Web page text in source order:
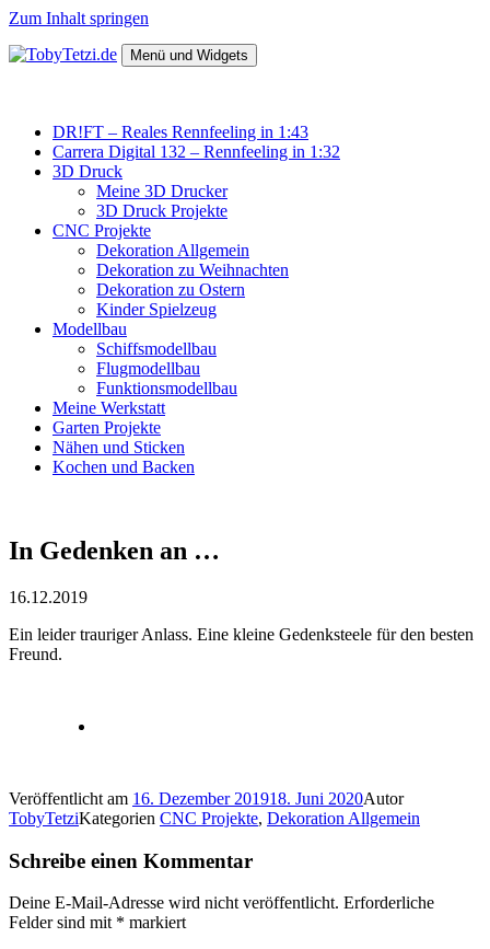
Zum Inhalt springen
Menü und Widgets
DR!FT – Reales Rennfeeling in 1:43
Carrera Digital 132 – Rennfeeling in 1:32
3D Druck
Meine 3D Drucker
3D Druck Projekte
CNC Projekte
Dekoration Allgemein
Dekoration zu Weihnachten
Dekoration zu Ostern
Kinder Spielzeug
Modellbau
Schiffsmodellbau
Flugmodellbau
Funktionsmodellbau
Meine Werkstatt
Garten Projekte
Nähen und Sticken
Kochen und Backen
In Gedenken an …
16.12.2019
Ein leider trauriger Anlass. Eine kleine Gedenksteele für den besten
Freund.
Veröffentlicht am 16. Dezember 201918. Juni 2020Autor
TobyTetziKategorien CNC Projekte, Dekoration Allgemein
Schreibe einen Kommentar
Deine E-Mail-Adresse wird nicht veröffentlicht. Erforderliche
Felder sind mit * markiert